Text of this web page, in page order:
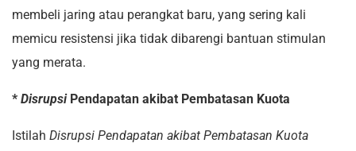
membeli jaring atau perangkat baru, yang sering kali
memicu resistensi jika tidak dibarengi bantuan stimulan
yang merata.
* DisrupsiPendapatan akibat Pembatasan Kuota
Istilah Disrupsi Pendapatan akibat Pembatasan Kuota